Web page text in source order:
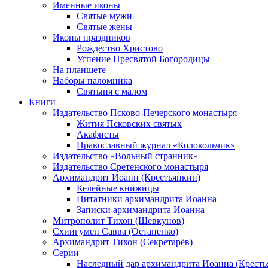
Именные иконы
Святые мужи
Святые жены
Иконы праздников
Рождество Христово
Успение Пресвятой Богородицы
На планшете
Наборы паломника
Святыня с малом
Книги
Издательство Псково-Печерского монастыря
Жития Псковских святых
Акафисты
Православный журнал «Колокольчик»
Издательство «Вольный странник»
Издательство Сретенского монастыря
Архимандрит Иоанн (Крестьянкин)
Келейные книжицы
Цитатники архимандрита Иоанна
Записки архимандрита Иоанна
Митрополит Тихон (Шевкунов)
Схиигумен Савва (Остапенко)
Архимандрит Тихон (Секретарёв)
Серии
Наследный дар архимандрита Иоанна